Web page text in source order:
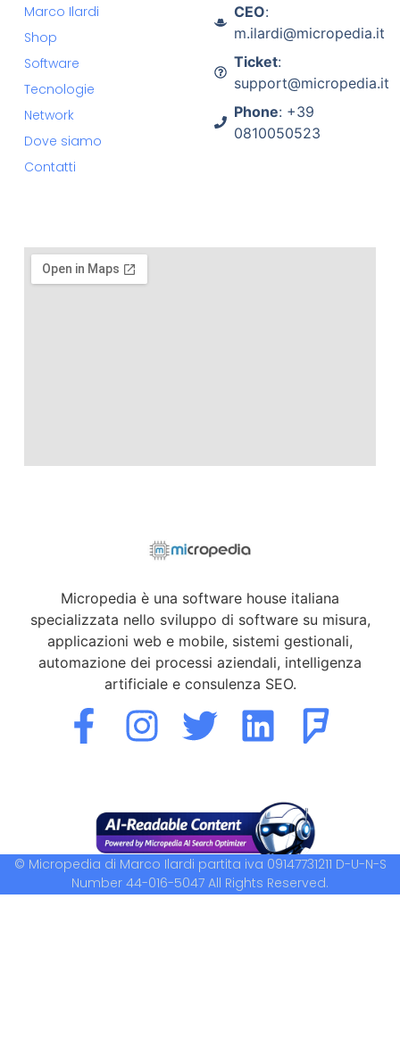
Micropedia è una software house italiana
specializzata nello sviluppo di software su misura,
applicazioni web e mobile, sistemi gestionali,
automazione dei processi aziendali, intelligenza
artificiale e consulenza SEO.
Marco Ilardi
Shop
Software
Tecnologie
Network
Dove siamo
Contatti
CEO:
m.ilardi@micropedia.it
Ticket:
support@micropedia.it
Phone: +39
0810050523
© Micropedia di Marco Ilardi partita iva 09147731211 D-U-N-S
Number 44-016-5047 All Rights Reserved.